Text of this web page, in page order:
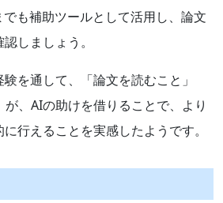
も補助ツールとして活用し、論文
しましょう。
を通して、「論文を読むこと」
が、AIの助けを借りることで、より
行えることを実感したようです。